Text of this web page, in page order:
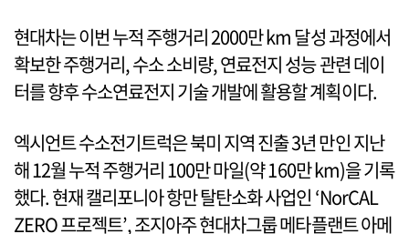
현대차는 이번 누적 주행거리 2000만 km 달성 과정에서
확보한 주행거리, 수소 소비량, 연료전지 성능 관련 데이
터를 향후 수소연료전지 기술 개발에 활용할 계획이다.
엑시언트 수소전기트럭은 북미 지역 진출 3년 만인 지난
해 12월 누적 주행거리 100만 마일(약 160만 km)을 기록
했다. 현재 캘리포니아 항만 탈탄소화 사업인 ‘NorCAL
ZERO 프로젝트’, 조지아주 현대차그룹 메타플랜트 아메